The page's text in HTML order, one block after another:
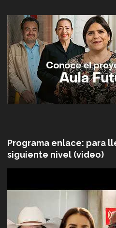
Programa enlace: para
siguiente nivel (video)